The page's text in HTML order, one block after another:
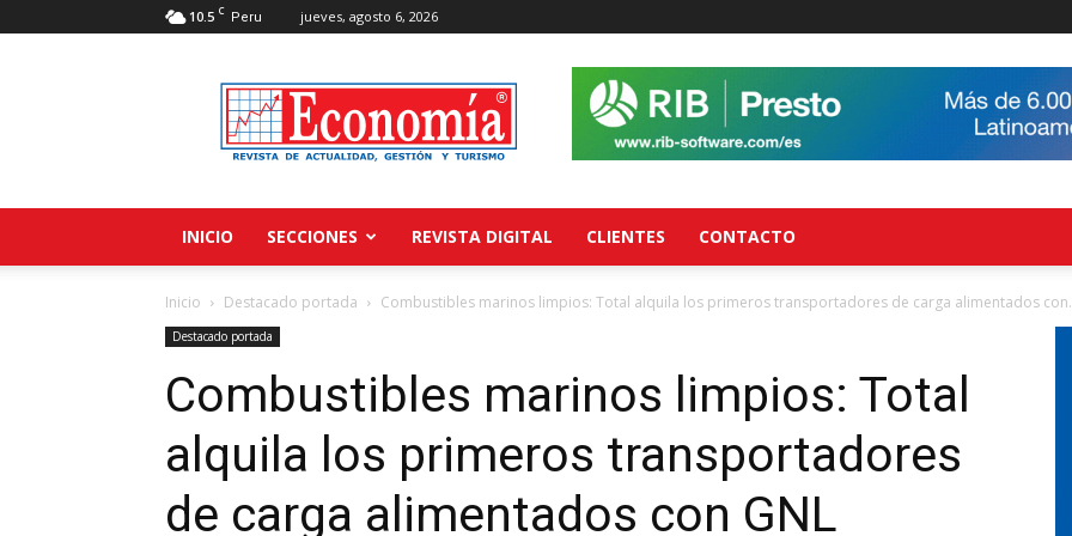
10.5 C Peru jueves, agosto 6, 2026
Revista
Economía
INICIO SECCIONES REVISTA DIGITAL CLIENTES CONTACTO
Inicio Destacado portada Combustibles marinos limpios: Total alquila los primeros transportadores de carga alimentados
Destacado portada
Combustibles marinos limpios: Total
alquila los primeros transportadores
de carga alimentados con GNL